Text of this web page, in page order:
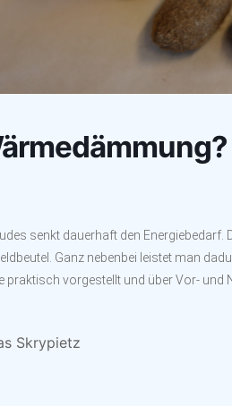
senkt dauerhaft den
Ganz nebenbei leistet man
praktisch vorgestellt und über Vor-
Skrypietz